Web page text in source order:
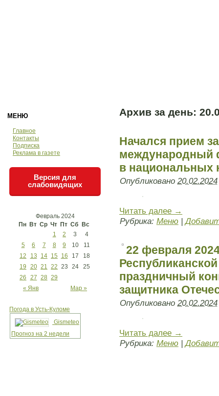
МЕНЮ
Главное
Контакты
Подписка
Реклама в газете
Версия для
слабовидящих
Февраль 2024
Пн Вт Ср Чт Пт Сб Вс
« Янв Мар »
1 2 3
4
5
6 7 8 9 10
11
12
13 14 15 16 17
18
19
20 21 22 23 24
25
26
27 28 29
Погода в Усть-Куломе
Gismeteo
Прогноз на 2 недели
Архив за день:
Начался прием
международный
в национальных
Опубликовано 20.02.2024
Читать далее →
Рубрика: Меню |
22 февраля
праздничный
защитника
Опубликовано 20.02.2024
Читать далее →
Рубрика: Меню |